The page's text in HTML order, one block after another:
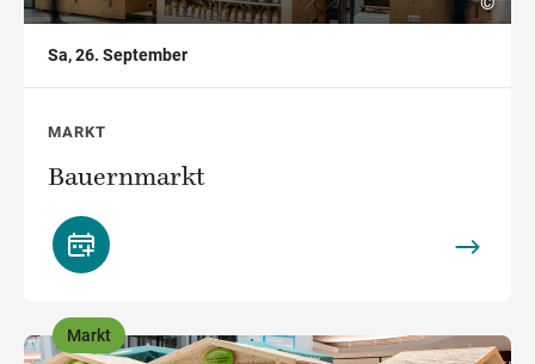
Sa, 26. September
MARKT
Bauernmarkt
,
Markt